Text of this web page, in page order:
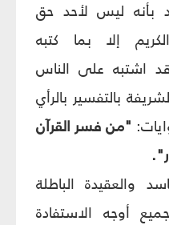
بأنه ليس لأحد حق
إلا بما كتبه
اشتبه على الناس
بالتفسير بالرأي
"من فسر القرآن
والعقيدة الباطلة
أوجه الاستفادة